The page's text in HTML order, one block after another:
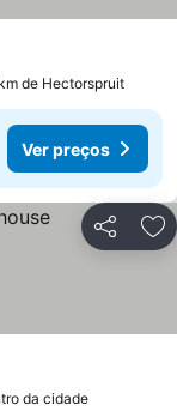
de Hectorspruit
Ver preços
Partilhar
da cidade